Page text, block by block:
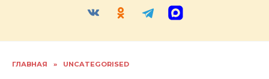
ГЛАВНАЯ » UNCATEGORISED